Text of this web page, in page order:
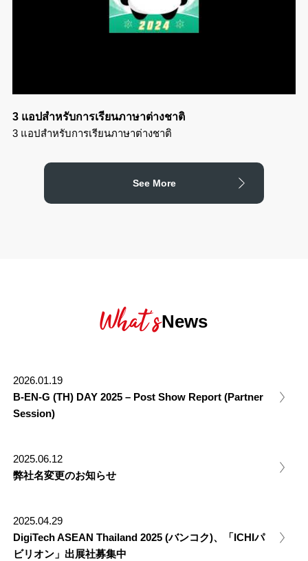
3 แอปสำหรับการเรียนภาษาต่างชาติ
3 แอปสำหรับการเรียนภาษาต่างชาติ
See More
What’sNews
2026.01.19
B-EN-G (TH) DAY 2025 – Post Show Report (Partner
Session)
2025.06.12
弊社名変更のお知らせ
2025.04.29
DigiTech ASEAN Thailand 2025 (バンコク)、「ICHIパ
ビリオン」出展社募集中